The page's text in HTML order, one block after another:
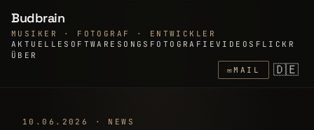
Budbrain
MUSIKER · FOTOGRAF · ENTWICKLER
AKTUELLE SOFTWARE SONGS FOTOGRAFIEVIDEOS FLICKR
ÜBER
✉MAIL 🇩🇪
10.06.2026 · NEWS